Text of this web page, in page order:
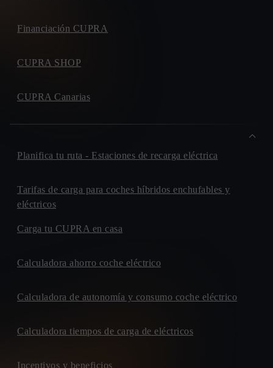
Financiación CUPRA
CUPRA SHOP
CUPRA Canarias
Planifica tu ruta - Estaciones de recarga eléctrica
Tarifas de carga para coches híbridos enchufables y
eléctricos
Carga tu CUPRA en casa
Calculadora ahorro coche eléctrico
Calculadora de autonomía y consumo coche eléctrico
Calculadora tiempos de carga de eléctricos
Incentivos y beneficios